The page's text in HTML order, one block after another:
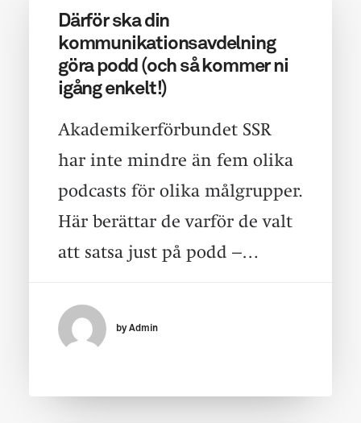
Därför ska din
kommunikationsavdelning
göra podd (och så kommer ni
igång enkelt!)
Akademikerförbundet SSR
har inte mindre än fem olika
podcasts för olika målgrupper.
Här berättar de varför de valt
att satsa just på podd –…
by Admin